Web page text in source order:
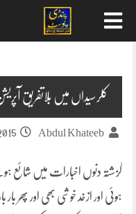
کلرسیداں میں بلاتفریق
Abdul Khateeb
گزشتہ دنوں اخبارات میں شائع
ہوئی اور ازخد خوشی بھی اور پھر بار